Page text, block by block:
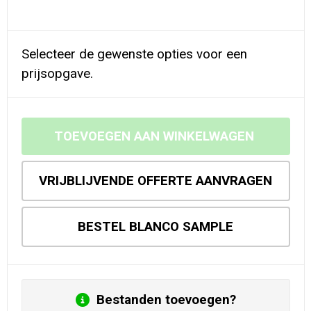
Selecteer de gewenste opties voor een
prijsopgave.
TOEVOEGEN AAN WINKELWAGEN
VRIJBLIJVENDE OFFERTE AANVRAGEN
BESTEL BLANCO SAMPLE
Bestanden toevoegen?